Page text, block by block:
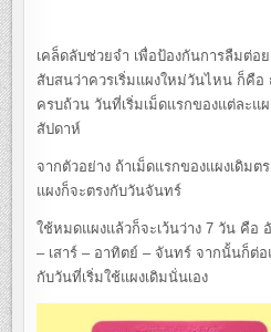
เคล็ดลับช่วยจำ เพื่อป้องกันการลืมต่อ
สับสนว่าควรเริ่มแผงใหม่วันไหน ก็คื
ครบถ้วน วันที่เริ่มเม็ดแรกของแต่ละแ
สัปดาห์
จากตัวอย่าง ถ้าเม็ดแรกของแผงเดิมต
แผงก็จะตรงกับวันจันทร์
ใช้หมดแผงแล้วก็จะเว้นว่าง 7 วัน คือ
– เสาร์ – อาทิตย์ – จันทร์ จากนั้นก็ต่อ
กับวันที่เริ่มใช้แผงเดิมนั่นเอง